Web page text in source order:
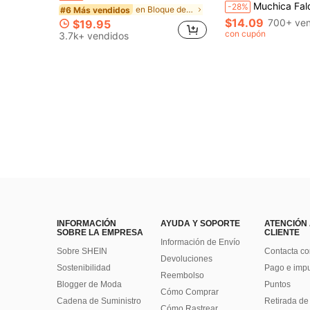
#6 Más vendidos en Bloque de color Pantalones casuales de bloque
$19.95
3.7k+ vendidos
-28% Muchica Falda A-line casual y versátil para
$14.09 700+
con cupón
INFORMACIÓN
SOBRE LA EMPRESA
Sobre SHEIN
Sostenibilidad
Blogger de Moda
Cadena de Suministro
AYUDA Y SOPORTE
Información de Envío
Devoluciones
Reembolso
Cómo Comprar
ATENCIÓN
CLIENTE
Contacta
Pago e
Puntos
Retirada